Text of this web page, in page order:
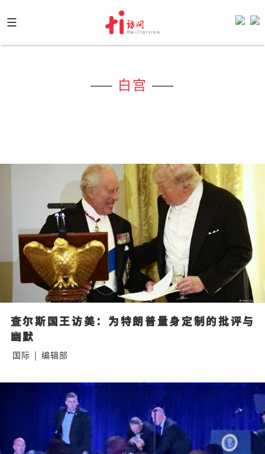
to
content
—— 白宫 ——
查尔斯国王访美：为特朗普量身定制的批评与
幽默
国际 | 编辑部